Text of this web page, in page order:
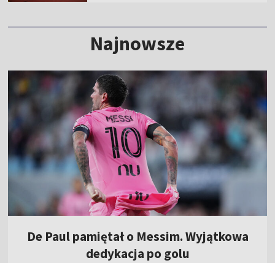
Najnowsze
De Paul pamiętał o Messim. Wyjątkowa
dedykacja po golu